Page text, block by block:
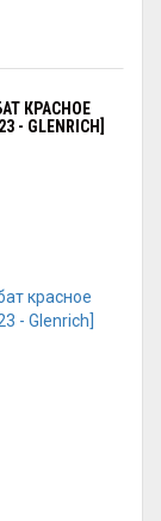
КРАСНОЕ
GLENRICH]